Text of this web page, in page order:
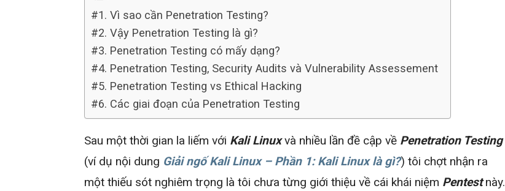
#1. Vì sao cần Penetration Testing?
#2. Vậy Penetration Testing là gì?
#3. Penetration Testing có mấy dạng?
#4. Penetration Testing, Security Audits và Vulnerability Assessement
#5. Penetration Testing vs Ethical Hacking
#6. Các giai đoạn của Penetration Testing
Sau một thời gian la liếm với Kali Linuxvà nhiều lần đề cập về Penetration Testing
(ví dụ nội dung Giải ngố Kali Linux – Phần 1: Kali Linux là gì?) tôi chợt nhận ra
một thiếu sót nghiêm trọng là tôi chưa từng giới thiệu về cái khái niệm Pentestnày.